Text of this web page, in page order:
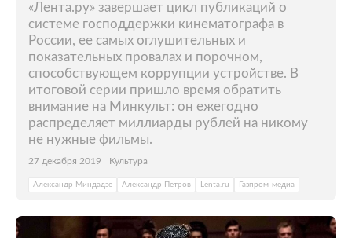
«Лента.ру» завершает цикл публикаций о
системе господдержки кинематографа в
России, ее самых оглушительных и
показательных провалах и порочном,
способствующем коррупции устройстве. В
итоговой серии пришло время обратить
внимание на Минкульт: он ежегодно
распределяет миллиарды рублей на никому
не нужные фильмы.
27 декабря 2019 Культура
Александр Миндадзе Александр Петров Lenta.ru Газпром-медиа